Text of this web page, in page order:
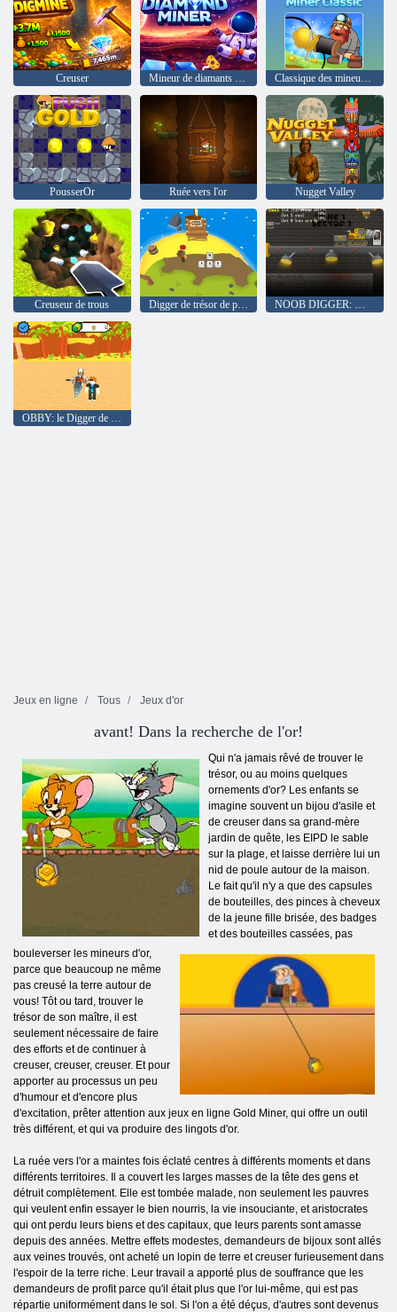
Creuser Mineur de diamants spatiaux Classique des mineurs d'or
PousserOr Ruée vers l'or Nugget Valley
Creuseur de trous Digger de trésor de pillage NOOB DIGGER: Miner de forage pro
Jeux en ligne Tous Jeux d'or
avant! Dans la recherche de l'or!
Qui n'a jamais rêvé de trouver le
trésor, ou au moins quelques
ornements d'or? Les enfants se
imagine souvent un bijou d'asile et
de creuser dans sa grand-mère
jardin de quête, les EIPD le sable
sur la plage, et laisse derrière lui un
nid de poule autour de la maison.
Le fait qu'il n'y a que des capsules
de bouteilles, des pinces à cheveux
de la jeune fille brisée, des badges
et des bouteilles cassées, pas
bouleverser les mineurs d'or,
parce que beaucoup ne même
pas creusé la terre autour de
vous! Tôt ou tard, trouver le
trésor de son maître, il est
seulement nécessaire de faire
des efforts et de continuer à
creuser, creuser, creuser. Et pour
apporter au processus un peu
d'humour et d'encore plus
d'excitation, prêter attention aux jeux en ligne Gold Miner, qui offre un outil
très différent, et qui va produire des lingots d'or.
La ruée vers l'or a maintes fois éclaté centres à différents moments et dans
différents territoires. Il a couvert les larges masses de la tête des gens et
détruit complètement. Elle est tombée malade, non seulement les pauvres
qui veulent enfin essayer le bien nourris, la vie insouciante, et aristocrates
qui ont perdu leurs biens et des capitaux, que leurs parents sont amasse
depuis des années. Mettre effets modestes, demandeurs de bijoux sont allés
aux veines trouvés, ont acheté un lopin de terre et creuser furieusement dans
l'espoir de la terre riche. Leur travail a apporté plus de souffrance que les
demandeurs de profit parce qu'il était plus que l'or lui-même, qui est pas
répartie uniformément dans le sol. Si l'on a été déçus, d'autres sont devenus